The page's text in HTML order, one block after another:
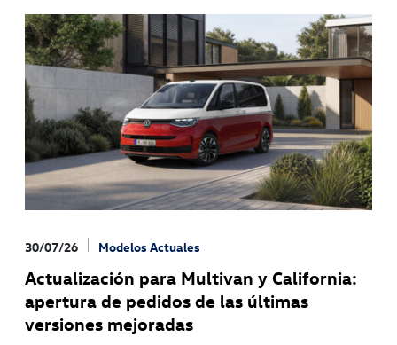
30/07/26 Modelos Actuales
Actualización para Multivan y California:
apertura de pedidos de las últimas
versiones mejoradas